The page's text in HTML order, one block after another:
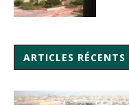
ARTICLES RÉCENTS